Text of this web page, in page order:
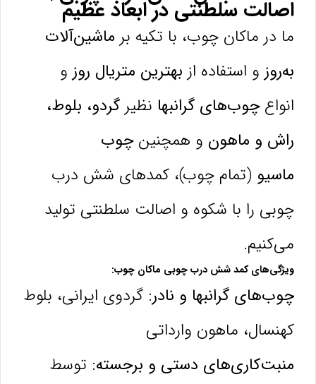
اصالت سلطنتی در ابعاد عظیم
ما در ماکان چوب، با تکیه بر ماشین‌آلات
به‌روز و استفاده از بهترین متریال روز و
انواعچوب‌های گرانبها نظیرگردو، بلوط،
راش و ماهون و همچنینچوب
ماسیو (تمام چوب)، کمدهای شش درب
چوبی را با شکوه و اصالت سلطنتی تولید
می‌کنیم.
ویژگی‌های کمد شش درب چوبی ماکان چوب:
چوب‌های گرانبها و نادر: گردوی ایرانی، بلوط
کهنسال، ماهون وارداتی
منبت‌کاری‌های دستی و برجسته: توسط